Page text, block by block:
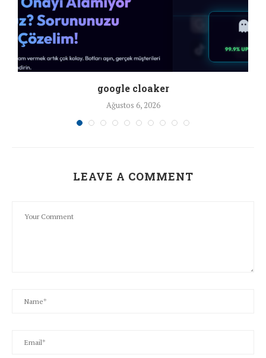
google cloaker
Ağustos 6, 2026
LEAVE A COMMENT